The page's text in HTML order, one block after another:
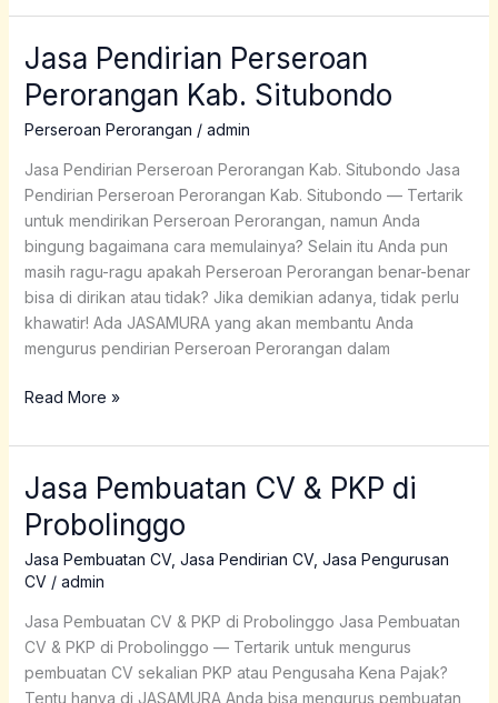
Jasa Pendirian Perseroan
Perorangan Kab. Situbondo
Perseroan Perorangan / admin
Jasa Pendirian Perseroan Perorangan Kab. Situbondo Jasa
Pendirian Perseroan Perorangan Kab. Situbondo — Tertarik
untuk mendirikan Perseroan Perorangan, namun Anda
bingung bagaimana cara memulainya? Selain itu Anda pun
masih ragu-ragu apakah Perseroan Perorangan benar-benar
bisa di dirikan atau tidak? Jika demikian adanya, tidak perlu
khawatir! Ada JASAMURA yang akan membantu Anda
mengurus pendirian Perseroan Perorangan dalam
Jasa
Perseroan
Perorangan
Situbondo
Read More »
Jasa Pembuatan CV & PKP di
Probolinggo
Jasa Pembuatan CV, Jasa Pendirian CV, Jasa Pengurusan
CV/ admin
Jasa Pembuatan CV & PKP di Probolinggo Jasa Pembuatan
CV & PKP di Probolinggo — Tertarik untuk mengurus
pembuatan CV sekalian PKP atau Pengusaha Kena Pajak?
Tentu hanya di JASAMURA Anda bisa mengurus pembuatan
Jasa
CV
&
PKP